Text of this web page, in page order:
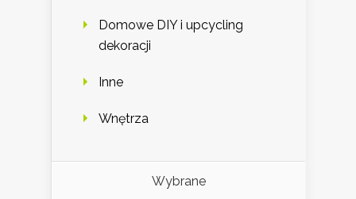
Domowe DIY i upcycling
dekoracji
Inne
Wnętrza
Wybrane